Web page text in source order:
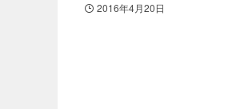
2016年4月20日